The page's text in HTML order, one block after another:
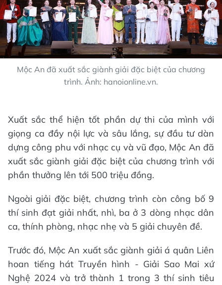
Mộc An đã xuất sắc giành giải đặc biệt của chương
trình. Ảnh: hanoionline.vn.
Xuất sắc thể hiện tốt phần dự thi của mình với
giọng ca đầy nội lực và sâu lắng, sự đầu tư dàn
dựng công phu với nhạc cụ và vũ đạo, Mộc An đã
xuất sắc giành giải đặc biệt của chương trình với
phần thưởng lên tới 500 triệu đồng.
Ngoài giải đặc biệt, chương trình còn công bố 9
thí sinh đạt giải nhất, nhì, ba ở 3 dòng nhạc dân
ca, thính phòng, nhạc nhẹ và 5 giải chuyên đề.
Trước đó, Mộc An xuất sắc giành giải á quân Liên
hoan tiếng hát Truyền hình - Giải Sao Mai xứ
Nghệ 2024 và trở thành 1 trong 3 thí sinh tiêu